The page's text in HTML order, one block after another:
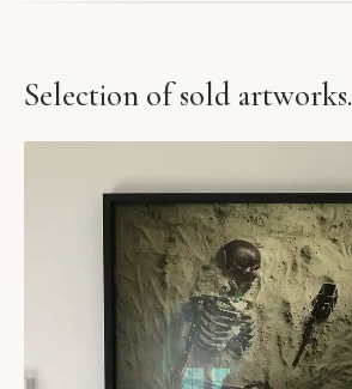
Selection of sold artworks.